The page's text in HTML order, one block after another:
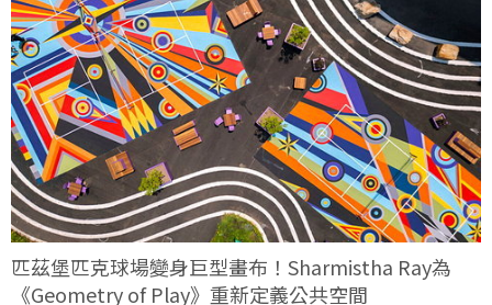
匹茲堡匹克球場變身巨型畫布！Sharmistha Ray為
《Geometry of Play》重新定義公共空間